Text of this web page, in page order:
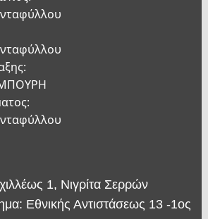
1, Νιγρίτα Σερρών
Εθνικής Αντιστάσεως 13 -1ος